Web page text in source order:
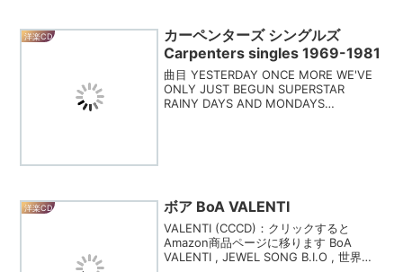
洋楽CD
カーペンターズ シングルズ
Carpenters singles 1969-1981
曲目 YESTERDAY ONCE MORE WE'VE
ONLY JUST BEGUN SUPERSTAR
RAINY DAYS AND MONDAYS
洋楽CD ボア BoA VALENTI
VALENTI (CCCD)：クリックすると
Amazon商品ページに移ります BoA
VALENTI , JEWEL SONG B.I.O , 世界の